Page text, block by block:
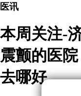
医讯
本周关注-
震颤的医
去哪好